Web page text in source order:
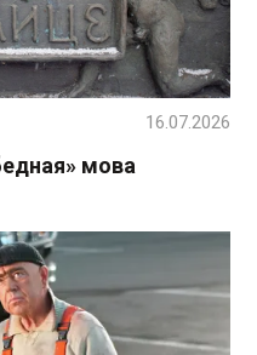
мова
16.07.2026